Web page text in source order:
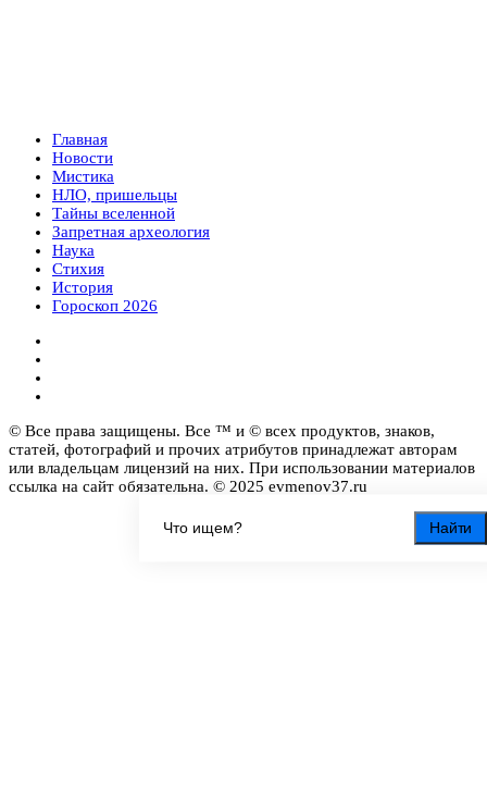
Найти
Главная
Новости
Мистика
НЛО, пришельцы
Тайны вселенной
Запретная археология
Наука
Стихия
История
Гороскоп 2026
© Все права защищены. Все ™ и © всех продуктов, знаков,
статей, фотографий и прочих атрибутов принадлежат авторам
или владельцам лицензий на них. При использовании материалов
ссылка на сайт обязательна. © 2025 evmenov37.ru